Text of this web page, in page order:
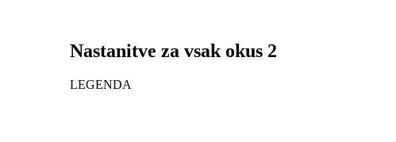
Nastanitve za vsak okus 2
LEGENDA